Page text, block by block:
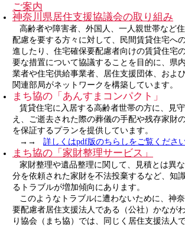
ご案内
神奈川県居住支援協議会の取り組み
高齢者や障害者、外国人、一人親世帯など
配慮を要する方々に対して、民間賃貸住宅へ
進したり、住宅確保要配慮者向けの賃貸住宅
要な措置について協議することを目的に、県
業者や住宅供給事業者、居住支援団体、およ
関連部局がネットワークを構築しています。
まち協の「あんすまコンパクト」
賃貸住宅に入居する高齢者世帯の方に、見
え、ご逝去された際の葬儀の手配や残存家財
を保証するプランを提供しています。
→→ 詳しくはpdf版のちらしをご覧くださ
まち協の「家財整理サービス」
家財整理や遺品整理に関して、見積とは異
分を依頼された家財を不法投棄するなど、知
るトラブルが増加傾向にあります。
このようなトラブルに遭わないために、神
要配慮者居住支援法人である（公社）かなが
り協会（まち協）では、同じく居住支援法人